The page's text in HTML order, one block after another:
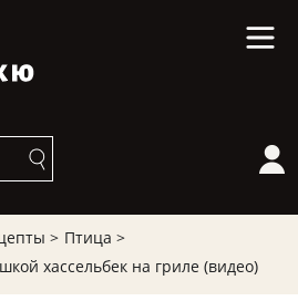
> Птица >
хассельбек на гриле (видео)